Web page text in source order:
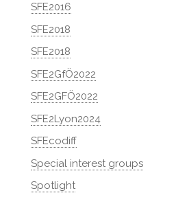
SFE2016
SFE2018
SFE2018
SFE2GfÖ2022
SFE2GFÖ2022
SFE2Lyon2024
SFEcodiff
Special interest groups
Spotlight